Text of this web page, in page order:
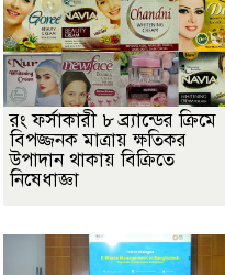
রং ফর্সাকারী ৮ ব্র্যান্ডের ক্রিমে
বিপজ্জনক মাত্রায় ক্ষতিকর
উপাদান থাকায় বিক্রিতে
নিষেধাজ্ঞা